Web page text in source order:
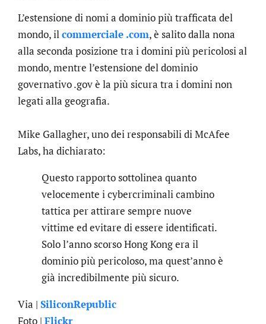
L’estensione di nomi a dominio più trafficata del
mondo, ilcommerciale .com, è salito dalla nona
alla seconda posizione tra i domini più pericolosi al
mondo, mentre l’estensione del dominio
governativo .gov è la più sicura tra i domini non
legati alla geografia.
Mike Gallagher, uno dei responsabili di McAfee
Labs, ha dichiarato:
Questo rapporto sottolinea quanto
velocemente i cybercriminali cambino
tattica per attirare sempre nuove
vittime ed evitare di essere identificati.
Solo l’anno scorso Hong Kong era il
dominio più pericoloso, ma quest’anno è
già incredibilmente più sicuro.
Via | SiliconRepublic
Foto | Flickr